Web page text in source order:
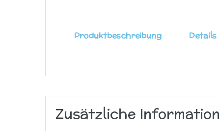
Produktbeschreibung Details
Zusätzliche